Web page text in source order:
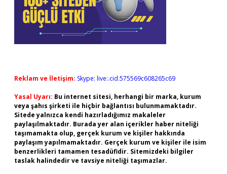
Reklam ve İletişim: Skype: live:.cid.575569c608265c69
Yasal Uyarı: Bu internet sitesi, herhangi bir marka, kurum
veya şahıs şirketi ile hiçbir bağlantısı bulunmamaktadır.
Sitede yalnızca kendi hazırladığımız makaleler
paylaşılmaktadır. Burada yer alan içerikler haber niteliği
taşımamakta olup, gerçek kurum ve kişiler hakkında
paylaşım yapılmamaktadır. Gerçek kurum ve kişiler ile isim
benzerlikleri tamamen tesadüfidir. Sitemizdeki bilgiler
taslak halindedir ve tavsiye niteliği taşımazlar.